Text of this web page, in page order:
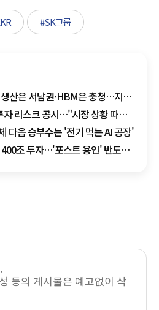
#SK그룹
산은 서남권·HBM은 충청…지역
자 리스크 공시…"시장 상황 따라
다음 승부수는 '전기 먹는 AI 공장'
조 투자…'포스트 용인' 반도체